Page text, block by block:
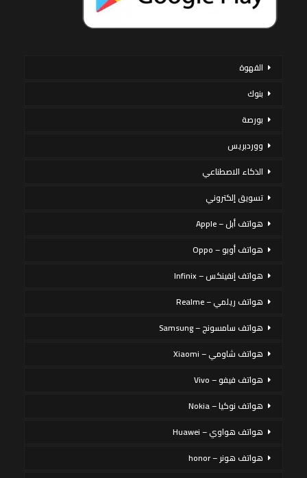
القهوة
بنوك
بورصة
ووردبريس
الذكاء الاصطناعي
تسويق إلكتروني
هواتف أبل – Apple
هواتف أوبو – Oppo
هواتف إنفينكس – Infinix
هواتف ريلمي – Realme
هواتف سامسونج – Samsung
هواتف شاومي – Xiaomi
هواتف فيفو – Vivo
هواتف نوكيا – Nokia
هواتف هواوي – Huawei
هواتف هونر – honor